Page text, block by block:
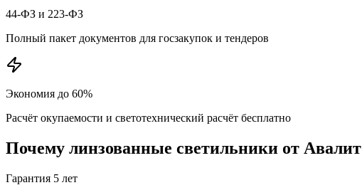
44-ФЗ и 223-ФЗ
Полный пакет документов для госзакупок и тендеров
Экономия до 60%
Расчёт окупаемости и светотехнический расчёт бесплатно
Почему линзованные светильники от Авалит
Гарантия 5 лет